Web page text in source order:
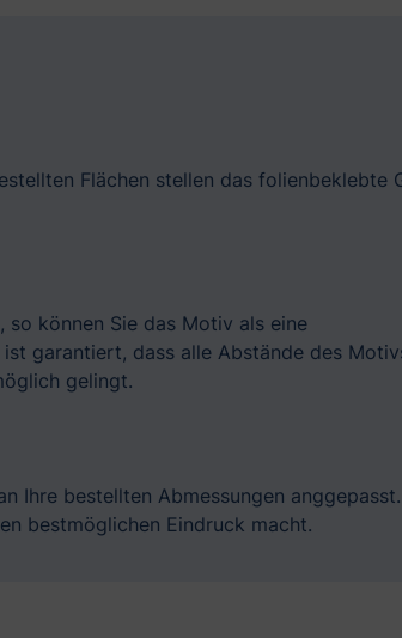
Flächen stellen das folienbeklebte
können Sie das Motiv als eine
garantiert, dass alle Abstände des
gelingt.
Ihre bestellten Abmessungen
bestmöglichen Eindruck macht.